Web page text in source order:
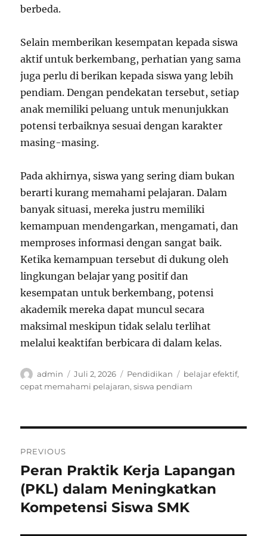
berbeda.
Selain memberikan kesempatan kepada siswa
aktif untuk berkembang, perhatian yang sama
juga perlu di berikan kepada siswa yang lebih
pendiam. Dengan pendekatan tersebut, setiap
anak memiliki peluang untuk menunjukkan
potensi terbaiknya sesuai dengan karakter
masing-masing.
Pada akhirnya, siswa yang sering diam bukan
berarti kurang memahami pelajaran. Dalam
banyak situasi, mereka justru memiliki
kemampuan mendengarkan, mengamati, dan
memproses informasi dengan sangat baik.
Ketika kemampuan tersebut di dukung oleh
lingkungan belajar yang positif dan
kesempatan untuk berkembang, potensi
akademik mereka dapat muncul secara
maksimal meskipun tidak selalu terlihat
melalui keaktifan berbicara di dalam kelas.
Author
admin
Posted
on
Juli 2, 2026 Categories
Pendidikan Tags
belajar efektif,
cepat memahami pelajaran,siswa pendiam
pos
PREVIOUS
Previous
post:
Peran Praktik Kerja Lapangan
(PKL) dalam Meningkatkan
Kompetensi Siswa SMK